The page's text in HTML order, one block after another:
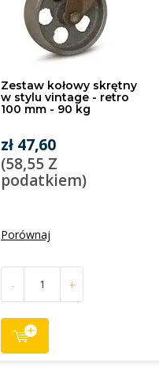
Zestaw kołowy skrętny
w stylu vintage - retro
100 mm - 90 kg
zł 47,60
(58,55 Z
podatkiem)
Porównaj
- +